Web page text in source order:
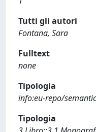
Tutti gli autori
Fontana, Sara
Fulltext
none
Tipologia
info:eu-repo/
Tipologia